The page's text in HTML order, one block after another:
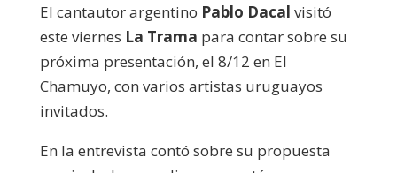
El cantautor argentino Pablo Dacal visitó
este viernes La Trama para contar sobre su
próxima presentación, el 8/12 en El
Chamuyo, con varios artistas uruguayos
invitados.
En la entrevista contó sobre su propuesta